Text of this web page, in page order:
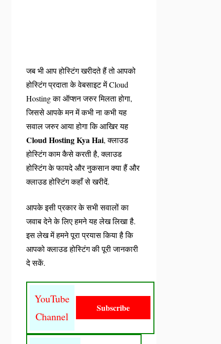
जब भी आप होस्टिंग खरीदते हैं तो आपको
होस्टिंग प्रदाता के वेबसाइट में Cloud
Hosting का ऑप्शन जरुर मिलता होगा,
जिससे आपके मन में कभी ना कभी यह
सवाल जरुर आया होगा कि आखिर यह
Cloud Hosting Kya Hai, क्लाउड
होस्टिंग काम कैसे करती है, क्लाउड
होस्टिंग के फायदे और नुकसान क्या हैं और
क्लाउड होस्टिंग कहाँ से खरीदें.
आपके इसी प्रकार के सभी सवालों का
जवाब देने के लिए हमने यह लेख लिखा है.
इस लेख में हमने पूरा प्रयास किया है कि
आपको क्लाउड होस्टिंग की पूरी जानकारी
दे सकें.
YouTube
Channel
Subscribe